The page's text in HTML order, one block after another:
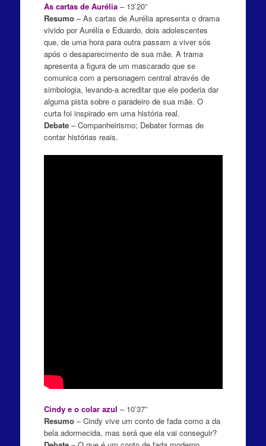
As cartas de Aurélia– 13’20”
Resumo–As cartas de Aurélia apresenta o drama
vivido por Aurélia e Eduardo, dois adolescentes
que, de uma hora para outra passam a viver sós
após o desaparecimento de sua mãe. A trama
apresenta a figura de um mascarado que se
comunica com a personagem central através de
simbologia, levando-a acreditar que ele poderia dar
alguma pista sobre o paradeiro de sua mãe. O
curta foi inspirado em uma história real.
Debate– Companheirismo; Debater formas de
contar histórias reais.
Cindy e o colar azul – 10’37”
Resumo– Cindy vive um conto de fada como a da
bela adormecida, mas será que ela vai conseguir?